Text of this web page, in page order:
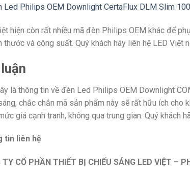
Led Philips OEM Downlight CertaFlux DLM Slim
hiện còn rất nhiều mã đèn Philips OEM khác để
thước và công suất. Quý khách hãy liên hệ LED Việt
là thông tin về đèn Led Philips OEM Downlight
chắc chắn mã sản phẩm này sẽ rất hữu ích cho
giá cạnh tranh, không qua trung gian. Quý khách
tin liên hệ
TY CỔ PHẦN THIẾT BỊ CHIẾU SÁNG LED VIỆT –